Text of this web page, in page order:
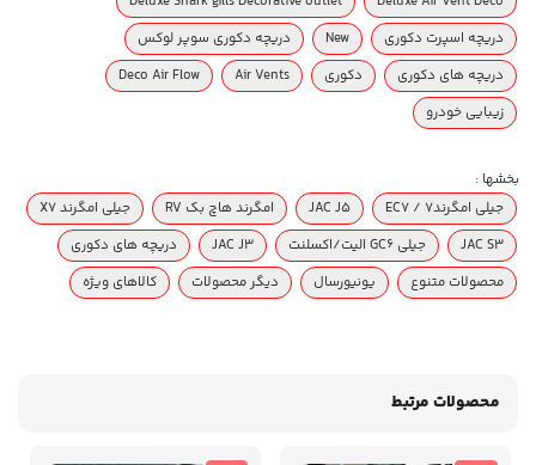
دریچه اسپرت دکوری
New
دریچه دکوری سوپر لوکس
دریچه های دکوری
دکوری Air Vents
Deco Air Flow
زیبایی خودرو
بخشها :
جیلی امگرند۷ / EC7
JAC J5 امگرند هاچ بک RV
جیلی امگرند X7
JAC S3
جیلی GC6 الیت/اکسلنت JAC J3
دریچه های دکوری
محصولات متنوع
یونیورسال دیگر محصولات کالاهای ویژه
محصولات مرتبط